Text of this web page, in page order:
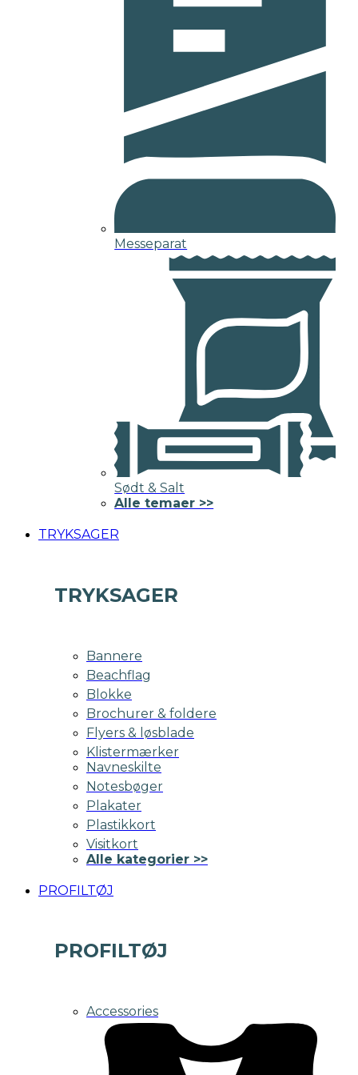
Messeparat
Sødt & Salt
Alle temaer >>
TRYKSAGER
TRYKSAGER
Bannere
Beachflag
Blokke
Brochurer & foldere
Flyers & løsblade
Klistermærker
Navneskilte
Notesbøger
Plakater
Plastikkort
Visitkort
Alle kategorier >>
PROFILTØJ
PROFILTØJ
Accessories